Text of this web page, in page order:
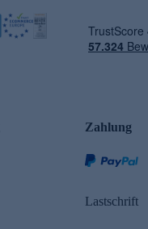
Zahlung
Lastschrift